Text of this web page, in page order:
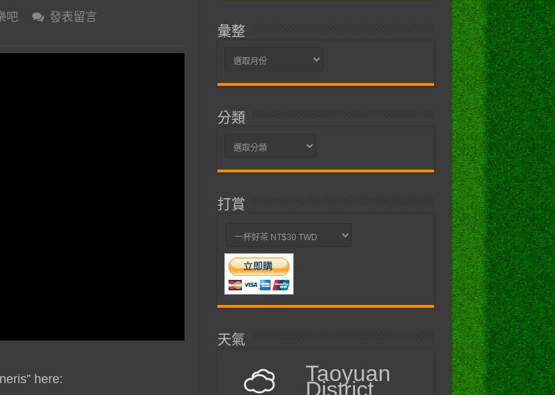
吧
發表留言
here:
彙整
彙
分類
分
打賞
天氣
Taoyuan
District